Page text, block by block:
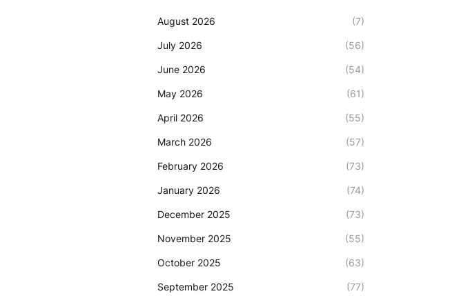
August 2026 (7)
July 2026 (56)
June 2026 (54)
May 2026 (61)
April 2026 (55)
March 2026 (57)
February 2026 (73)
January 2026 (74)
December 2025 (73)
November 2025 (55)
October 2025 (63)
September 2025 (77)